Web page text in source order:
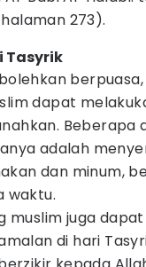
273).
Tasyrik
dapat
Beberapa
adalah
dan minum,
waktu.
muslim juga dapat
di hari